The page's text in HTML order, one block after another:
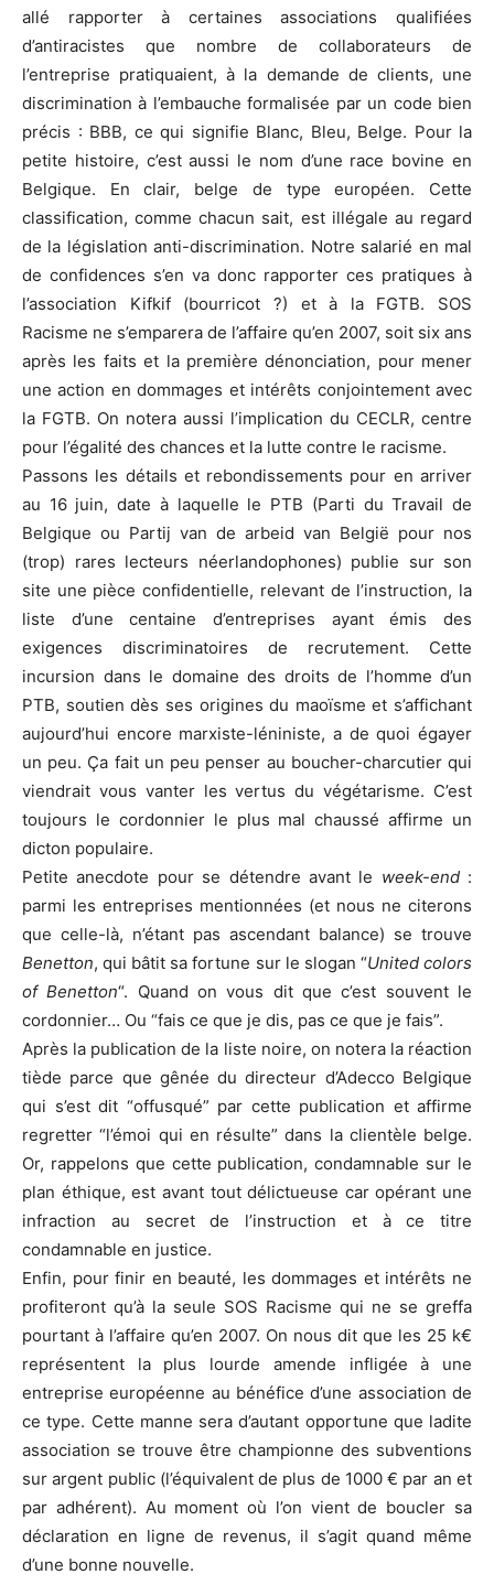
allé rapporter à certaines associations qualifiées
d’antiracistes que nombre de collaborateurs de
l’entreprise pratiquaient, à la demande de clients, une
discrimination à l’embauche formalisée par un code bien
précis : BBB, ce qui signifie Blanc, Bleu, Belge. Pour la
petite histoire, c’est aussi le nom d’une race bovine en
Belgique. En clair, belge de type européen. Cette
classification, comme chacun sait, est illégale au regard
de la législation anti-discrimination. Notre salarié en mal
de confidences s’en va donc rapporter ces pratiques à
l’association Kifkif (bourricot ?) et à la FGTB. SOS
Racisme ne s’emparera de l’affaire qu’en 2007, soit six ans
après les faits et la première dénonciation, pour mener
une action en dommages et intérêts conjointement avec
la FGTB. On notera aussi l’implication du CECLR, centre
pour l’égalité des chances et la lutte contre le racisme.
Passons les détails et rebondissements pour en arriver
au 16 juin, date à laquelle le PTB (Parti du Travail de
Belgique ou Partij van de arbeid van België pour nos
(trop) rares lecteurs néerlandophones) publie sur son
site une pièce confidentielle, relevant de l’instruction, la
liste d’une centaine d’entreprises ayant émis des
exigences discriminatoires de recrutement. Cette
incursion dans le domaine des droits de l’homme d’un
PTB, soutien dès ses origines du maoïsme et s’affichant
aujourd’hui encore marxiste-léniniste, a de quoi égayer
un peu. Ça fait un peu penser au boucher-charcutier qui
viendrait vous vanter les vertus du végétarisme. C’est
toujours le cordonnier le plus mal chaussé affirme un
dicton populaire.
Petite anecdote pour se détendre avant le week-end:
parmi les entreprises mentionnées (et nous ne citerons
que celle-là, n’étant pas ascendant balance) se trouve
Benetton, qui bâtit sa fortune sur le slogan “United colors
of Benetton“. Quand on vous dit que c’est souvent le
cordonnier… Ou “fais ce que je dis, pas ce que je fais”.
Après la publication de la liste noire, on notera la réaction
tiède parce que gênée du directeur d’Adecco Belgique
qui s’est dit “offusqué” par cette publication et affirme
regretter “l’émoi qui en résulte” dans la clientèle belge.
Or, rappelons que cette publication, condamnable sur le
plan éthique, est avant tout délictueuse car opérant une
infraction au secret de l’instruction et à ce titre
condamnable en justice.
Enfin, pour finir en beauté, les dommages et intérêts ne
profiteront qu’à la seule SOS Racisme qui ne se greffa
pourtant à l’affaire qu’en 2007. On nous dit que les 25 k€
représentent la plus lourde amende infligée à une
entreprise européenne au bénéfice d’une association de
ce type. Cette manne sera d’autant opportune que ladite
association se trouve être championne des subventions
sur argent public (l’équivalent de plus de 1000 € par an et
par adhérent). Au moment où l’on vient de boucler sa
déclaration en ligne de revenus, il s’agit quand même
d’une bonne nouvelle.